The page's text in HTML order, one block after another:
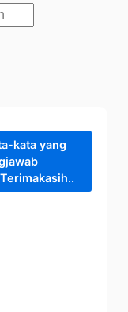
kata yang